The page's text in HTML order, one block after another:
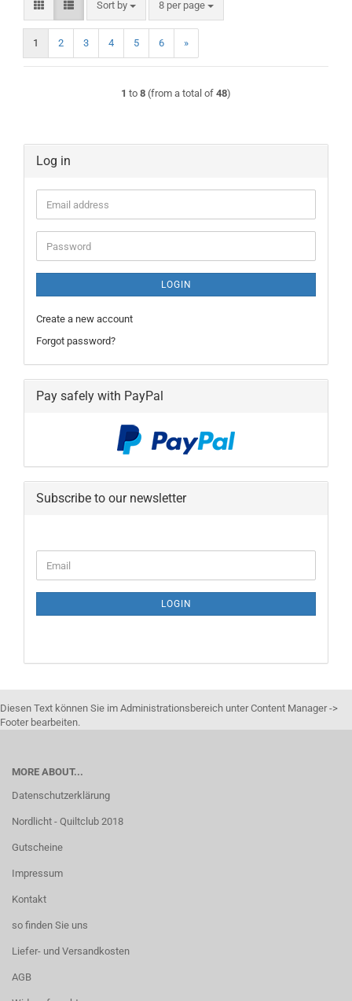
Sort by
Sort by 8 per page
per page
1 2 3 4 5 6 »
1 to 8 (from a total of 48)
Log in
Email
address
Password
LOGIN
Create a new account
Forgot password?
Pay safely with PayPal
Subscribe to our newsletter
TO
PAGE
Email
LOGIN
Diesen Text können Sie im Administrationsbereich unter Content Manager ->
Footer bearbeiten.
MORE ABOUT...
Datenschutzerklärung
Nordlicht - Quiltclub 2018
Gutscheine
Impressum
Kontakt
so finden Sie uns
Liefer- und Versandkosten
AGB